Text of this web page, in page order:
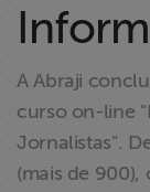
Notícias
Associe-se
Doe para
ABRAJI
A Abraji
curso on-line
Jornalistas".
(mais de